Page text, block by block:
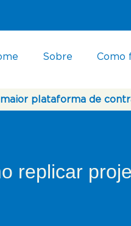
Sobre Como
plataforma de
replicar